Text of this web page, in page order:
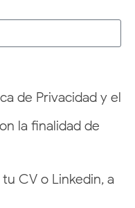
de Privacidad y el
la finalidad de
CV o Linkedin, a